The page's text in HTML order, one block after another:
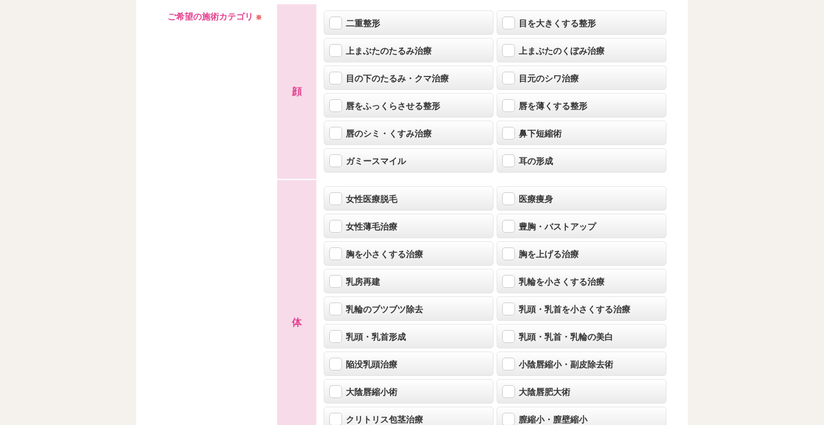
ご希望の施術カテゴリ ※
顔
二重整形 目を大きくする整形
上まぶたのたるみ治療 上まぶたのくぼみ治療
目の下のたるみ・クマ治療 目元のシワ治療
唇をふっくらさせる整形 唇を薄くする整形
唇のシミ・くすみ治療 鼻下短縮術
ガミースマイル 耳の形成
体
女性医療脱毛 医療痩身
女性薄毛治療 豊胸・バストアップ
胸を小さくする治療 胸を上げる治療
乳房再建 乳輪を小さくする治療
乳輪のブツブツ除去 乳頭・乳首を小さくする治療
乳頭・乳首形成 乳頭・乳首・乳輪の美白
陥没乳頭治療 小陰唇縮小・副皮除去術
大陰唇縮小術 大陰唇肥大術
クリトリス包茎治療 膣縮小・膣壁縮小